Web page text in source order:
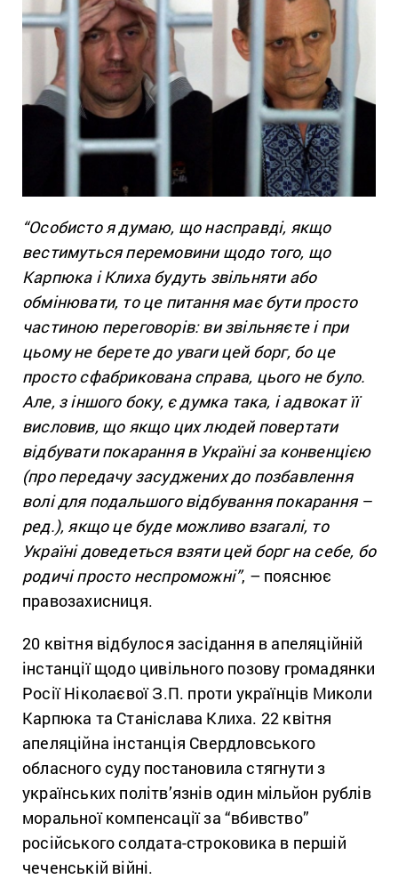
“Особисто я думаю, що насправді, якщо
вестимуться перемовини щодо того, що
Карпюка і Клиха будуть звільняти або
обмінювати, то це питання має бути просто
частиною переговорів: ви звільняєте і при
цьому не берете до уваги цей борг, бо це
просто сфабрикована справа, цього не було.
Але, з іншого боку, є думка така, і адвокат її
висловив, що якщо цих людей повертати
відбувати покарання в Україні за конвенцією
(про передачу засуджених до позбавлення
волі для подальшого відбування покарання –
ред.), якщо це буде можливо взагалі, то
Україні доведеться взяти цей борг на себе, бо
родичі просто неспроможні”, – пояснює
правозахисниця.
20 квітня відбулося засідання в апеляційній
інстанції щодо цивільного позову громадянки
Росії Ніколаєвої З.П. проти українців Миколи
Карпюка та Станіслава Клиха. 22 квітня
апеляційна інстанція Свердловського
обласного суду постановила стягнути з
українських політв’язнів один мільйон рублів
моральної компенсації за “вбивство”
російського солдата-строковика в першій
чеченській війні.